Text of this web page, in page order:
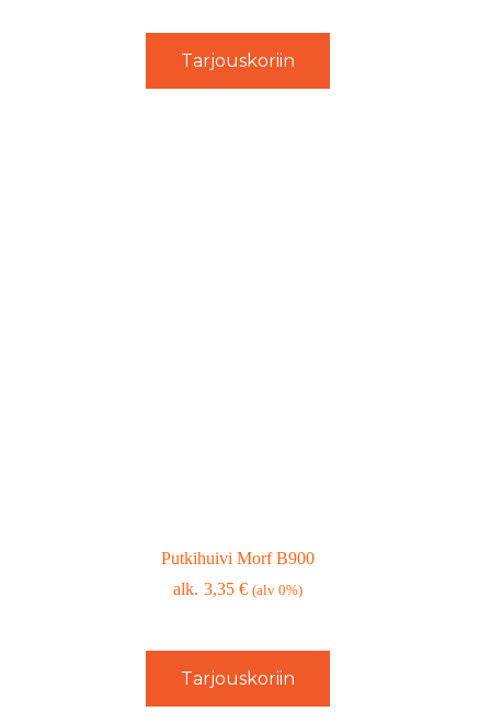
Tarjouskoriin
Putkihuivi Morf B900
3,35€ (alv 0%)
Tarjouskoriin